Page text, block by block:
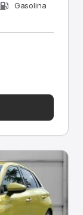
Gasolina